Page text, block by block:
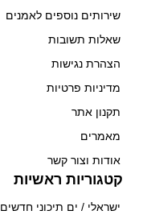
שירותים נוספים לאמנים
שאלות תשובות
הצהרת נגישות
מדיניות פרטיות
תקנון אתר
מאמרים
אודות וצור קשר
קטגוריות ראשיות
ישראלי / ים תיכוני חדשים